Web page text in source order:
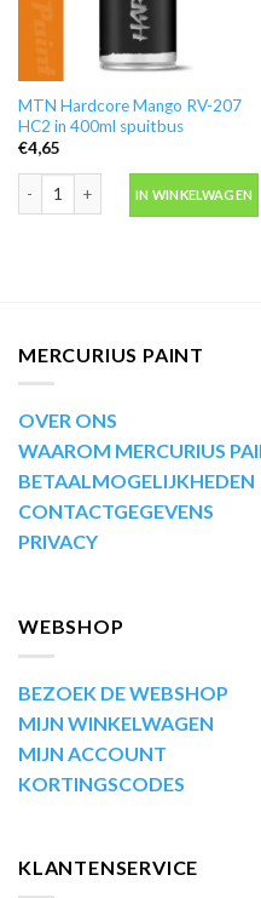
MTN Hardcore Mango RV-207
HC2 in 400ml spuitbus
€4,65
MTN Hardcore Mango RV-207
IN WINKELWAGEN
MERCURIUS PAINT
OVER ONS
WAAROM MERCURIUS
BETAALMOGELIJKHEDEN
CONTACTGEGEVENS
PRIVACY
WEBSHOP
BEZOEK DE WEBSHOP
MIJN WINKELWAGEN
MIJN ACCOUNT
KORTINGSCODES
KLANTENSERVICE